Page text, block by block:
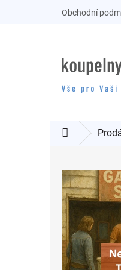
Obchodní
Domů